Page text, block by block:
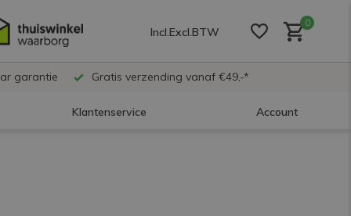
Incl.Excl.BTW
0
garantie Gratis verzending vanaf €49,-*
Klantenservice Account